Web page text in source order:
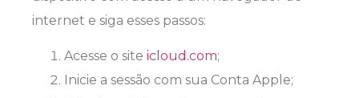
internet e siga esses passos:
Acesse o site icloud.com;
Inicie a sessão com sua Conta Apple;